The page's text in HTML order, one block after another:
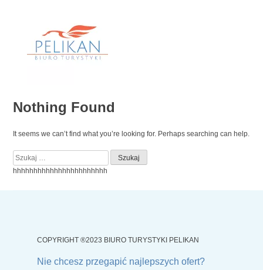
Nothing Found
It seems we can’t find what you’re looking for. Perhaps searching can help.
Szukaj:
hhhhhhhhhhhhhhhhhhhhhhh
Nie chcesz przegapić najlepszych ofert?
COPYRIGHT ®2023 BIURO TURYSTYKI PELIKAN